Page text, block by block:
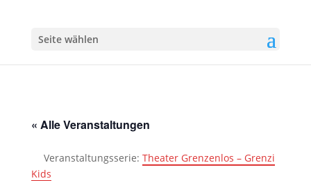
Seite wählen
« Alle Veranstaltungen
Veranstaltungsserie: Theater Grenzenlos – Grenzi
Kids